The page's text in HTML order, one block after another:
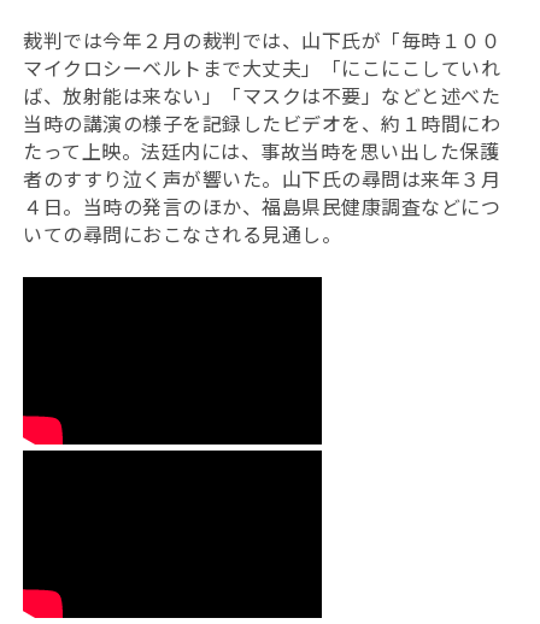
裁判では今年２月の裁判では、山下氏が「毎時１００
マイクロシーベルトまで大丈夫」「にこにこしていれ
ば、放射能は来ない」「マスクは不要」などと述べた
当時の講演の様子を記録したビデオを、約１時間にわ
たって上映。法廷内には、事故当時を思い出した保護
者のすすり泣く声が響いた。山下氏の尋問は来年３月
４日。当時の発言のほか、福島県民健康調査などにつ
いての尋問におこなされる見通し。